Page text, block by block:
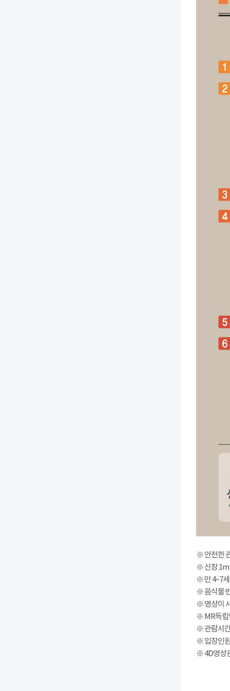
※ 안전한
※ 신장 1m
※ 만 4~7
※ 음식물
※ 영상이
※ MR독립
※ 관람시
※ 입장인
※ 4D영상